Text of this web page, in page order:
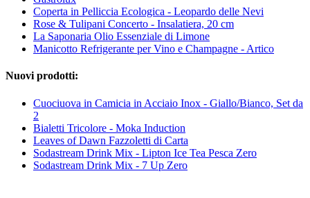
Coperta in Pelliccia Ecologica - Leopardo delle Nevi
Rose & Tulipani Concerto - Insalatiera, 20 cm
La Saponaria Olio Essenziale di Limone
Manicotto Refrigerante per Vino e Champagne - Artico
Nuovi prodotti:
Cuociuova in Camicia in Acciaio Inox - Giallo/Bianco, Set da
2
Bialetti Tricolore - Moka Induction
Leaves of Dawn Fazzoletti di Carta
Sodastream Drink Mix - Lipton Ice Tea Pesca Zero
Sodastream Drink Mix - 7 Up Zero